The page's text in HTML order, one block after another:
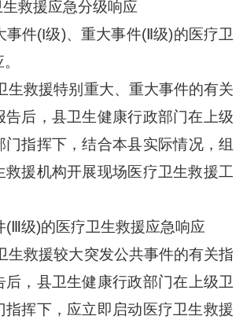
救援应急分级响应
事件(I级)、重大事件(Ⅱ级)的医疗卫
。
生救援特别重大、重大事件的有关
后， 县卫生健康行政部门在 上级
门指挥下，结合本县实际情况，组
救援机构开展现场医疗卫生救援工
(Ⅲ级)的医疗卫生救援应急响应
生救援较大突发公共事件的有关指
， 县卫生健康行政部门在 上级卫
指挥下， 应立即启动医疗卫生救援